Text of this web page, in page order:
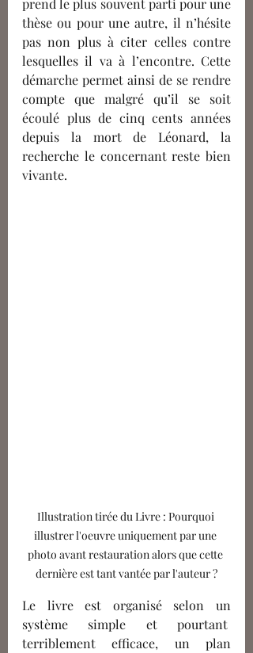
prend le plus souvent parti pour une
thèse ou pour une autre, il n’hésite
pas non plus à citer celles contre
lesquelles il va à l’encontre. Cette
démarche permet ainsi de se rendre
compte que malgré qu’il se soit
écoulé plus de cinq cents années
depuis la mort de Léonard, la
recherche le concernant reste bien
vivante.
Illustration tirée du Livre : Pourquoi
illustrer l'oeuvre uniquement par une
photo avant restauration alors que cette
dernière est tant vantée par l'auteur ?
Le livre est organisé selon un
système simple et pourtant
terriblement efficace, un plan